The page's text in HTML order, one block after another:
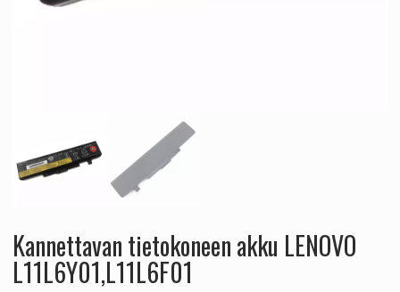
Kannettavan tietokoneen akku LENOVO
L11L6Y01,L11L6F01